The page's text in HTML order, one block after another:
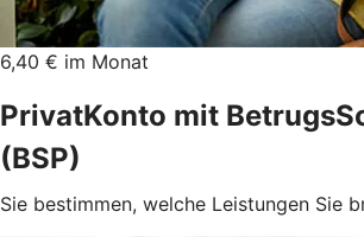
6,40 € im Monat
PrivatKonto mit
(BSP)
Sie bestimmen, welche Leistungen Sie